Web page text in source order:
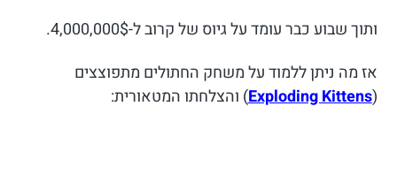
ותוך שבוע כבר עומד על גיוס של קרוב ל-4,000,000$.
אז מה ניתן ללמוד על משחק החתולים מתפוצצים
(
Exploding Kittens) והצלחתו המטאורית: